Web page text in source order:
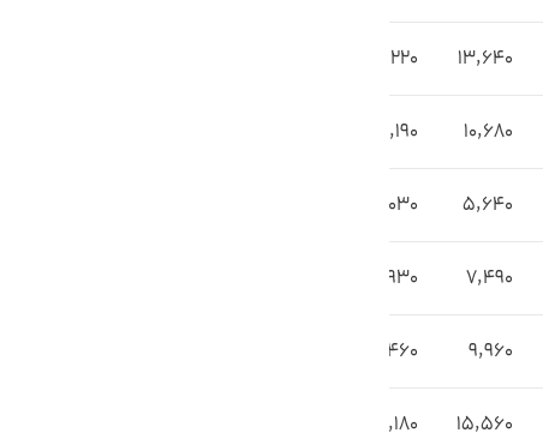
13,640
16,220
10,680
13,190
5,640
8,030
7,490
9,930
9,960
12,460
15,560
18,180